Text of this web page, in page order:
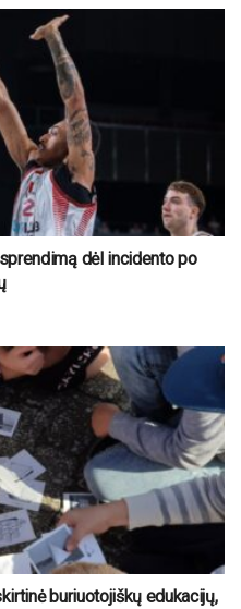
dėl incidento po
buriuotojiškų edukacijų,